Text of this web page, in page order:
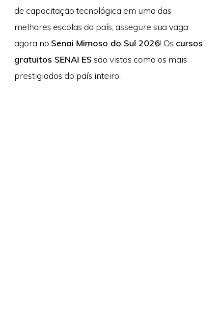
de capacitação tecnológica em uma das
melhores escolas do país, assegure sua vaga
agora no Senai Mimoso do Sul 2026! Os cursos
gratuitos SENAI ES são vistos como os mais
prestigiados do país inteiro.